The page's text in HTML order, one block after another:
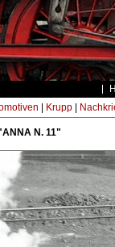
Krupp|
N. 11"